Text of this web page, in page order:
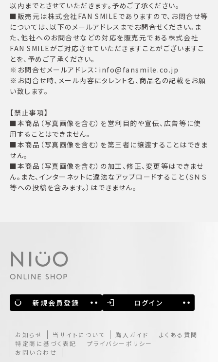
以内までとさせていただきます。予めご了承ください。
■販売元は株式会社FAN SMILEでありますので、お問合せ等
については、以下のメールアドレスまでお問合せください。ま
た、他社へのお問合せなどの対応を販売元である株式会社
FAN SMILEがご対応させていただきますことがございますこ
とを、予めご了承ください。
※お問合せメールアドレス：info@fansmile.co.jp
※お問合せ時、メール内容にタレント名、商品名の記載をお願
い致します。
【禁止事項】
■本商品（写真画像を含む）を営利目的や宣伝、広告等に使
用することはできません。
■本商品（写真画像を含む）を第三者に譲渡することはできま
せん。
■本商品（写真画像を含む）の加工、修正、変更等はできませ
ん。また、インターネットに違法なアップロードすること（ＳＮＳ
等への投稿を含みます。）はできません。
新規会員登録 ログイン
お知らせ 当サイトについて 購入ガイド
よくある質問
特定商に基づく表記
プライバシーポリシー
お問い合わせ